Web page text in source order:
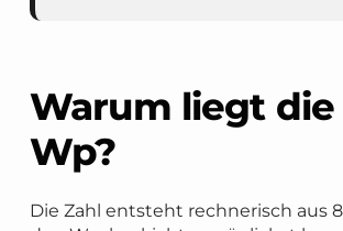
Warum liegt die
Wp?
Die Zahl entsteht rechnerisch aus